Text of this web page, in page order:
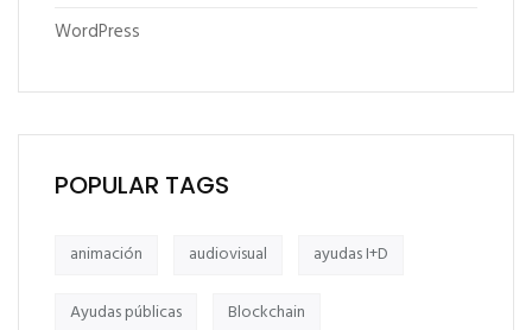
WordPress
POPULAR TAGS
animación audiovisual ayudas I+D
Ayudas públicas Blockchain